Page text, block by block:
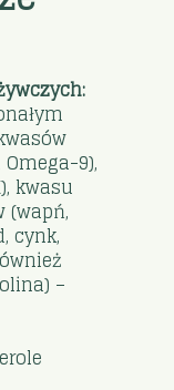
9),
kwasu
(wapń,
cynk,
–